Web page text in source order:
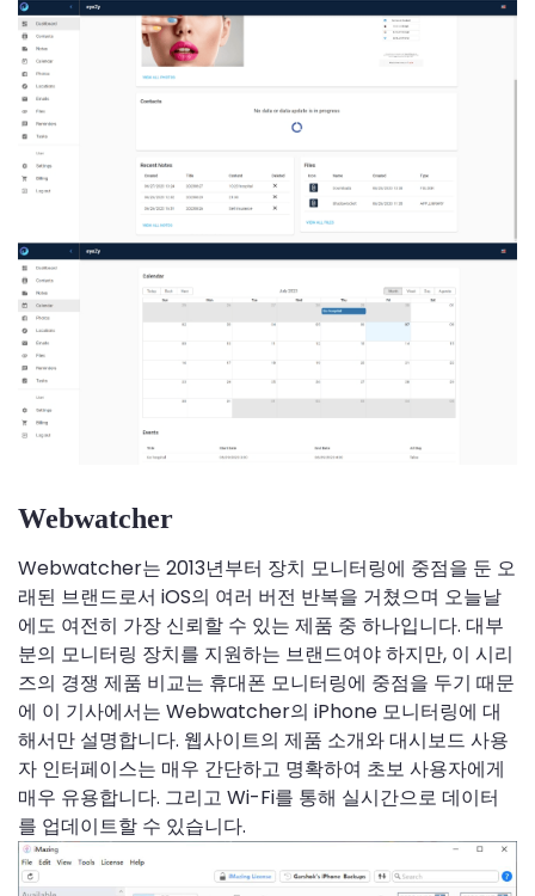
Webwatcher
Webwatcher는 2013년부터 장치 모니터링에 중점을 둔 오
래된 브랜드로서 iOS의 여러 버전 반복을 거쳤으며 오늘날
에도 여전히 가장 신뢰할 수 있는 제품 중 하나입니다. 대부
분의 모니터링 장치를 지원하는 브랜드여야 하지만, 이 시리
즈의 경쟁 제품 비교는 휴대폰 모니터링에 중점을 두기 때문
에 이 기사에서는 Webwatcher의 iPhone 모니터링에 대
해서만 설명합니다. 웹사이트의 제품 소개와 대시보드 사용
자 인터페이스는 매우 간단하고 명확하여 초보 사용자에게
매우 유용합니다. 그리고 Wi-Fi를 통해 실시간으로 데이터
를 업데이트할 수 있습니다.